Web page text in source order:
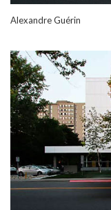
Alexandre Guérin